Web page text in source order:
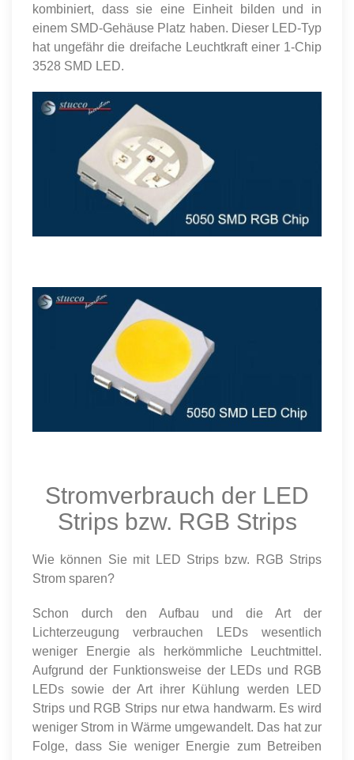
kombiniert, dass sie eine Einheit bilden und in
einem SMD-Gehäuse Platz haben. Dieser LED-Typ
hat ungefähr die dreifache Leuchtkraft einer 1-Chip
3528 SMD LED.
Stromverbrauch der LED
Strips bzw. RGB Strips
Wie können Sie mit LED Strips bzw. RGB Strips
Strom sparen?
Schon durch den Aufbau und die Art der
Lichterzeugung verbrauchen LEDs wesentlich
weniger Energie als herkömmliche Leuchtmittel.
Aufgrund der Funktionsweise der LEDs und RGB
LEDs sowie der Art ihrer Kühlung werden LED
Strips und RGB Strips nur etwa handwarm. Es wird
weniger Strom in Wärme umgewandelt. Das hat zur
Folge, dass Sie weniger Energie zum Betreiben